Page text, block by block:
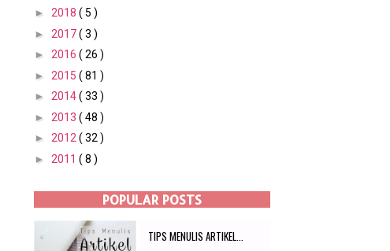
► 2018 ( 5 )
► 2017( 3 )
► 2016 ( 26 )
► 2015 ( 81 )
► 2014( 33 )
► 2013 ( 48 )
► 2012 ( 32 )
► 2011 ( 8 )
POPULAR POSTS
TIPS MENULIS ARTIKEL...